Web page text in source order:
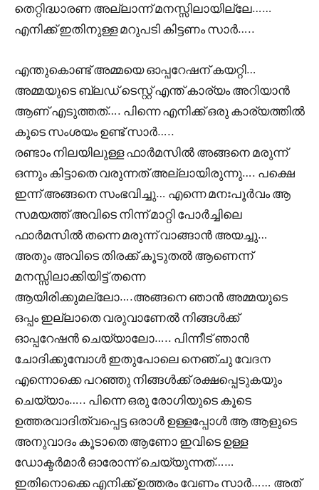
തെറ്റിദ്ധാരണ അല്ലാന്ന് മനസ്സിലായില്ലേ……
എനിക്ക് ഇതിനുള്ള മറുപടി കിട്ടണം സാർ…..
എന്തുകൊണ്ട് അമ്മയെ ഓപ്പറേഷന് കയറ്റി…
അമ്മയുടെ ബ്ലഡ്‌ ടെസ്റ്റ്‌ എന്ത് കാര്യം അറിയാൻ
ആണ് എടുത്തത്…. പിന്നെ എനിക്ക് ഒരു കാര്യത്തിൽ
കൂടെ സംശയം ഉണ്ട്‌ സാർ…..
രണ്ടാം നിലയിലുള്ള ഫാർമസിൽ അങ്ങനെ മരുന്ന്
ഒന്നും കിട്ടാതെ വരുന്നത് അല്ലായിരുന്നു…. പക്ഷെ
ഇന്ന് അങ്ങനെ സംഭവിച്ചു… എന്നെ മനഃപൂർവം ആ
സമയത്ത് അവിടെ നിന്ന് മാറ്റി പോർച്ചിലെ
ഫാർമസിൽ തന്നെ മരുന്ന് വാങ്ങാൻ അയച്ചു…
അതും അവിടെ തിരക്ക് കൂടുതൽ ആണെന്ന്
മനസ്സിലാക്കിയിട്ട് തന്നെ
ആയിരിക്കുമല്ലോ….അങ്ങനെ ഞാൻ അമ്മയുടെ
ഒപ്പം ഇല്ലാതെ വരുവാണേൽ നിങ്ങൾക്ക്
ഓപ്പറേഷൻ ചെയ്യാലോ….. പിന്നീട് ഞാൻ
ചോദിക്കുമ്പോൾ ഇതുപോലെ നെഞ്ചു വേദന
എന്നൊക്കെ പറഞ്ഞു നിങ്ങൾക്ക് രക്ഷപ്പെടുകയും
ചെയ്യാം….. പിന്നെ ഒരു രോഗിയുടെ കൂടെ
ഉത്തരവാദിത്വപ്പെട്ട ഒരാൾ ഉള്ളപ്പോൾ ആ ആളുടെ
അനുവാദം കൂടാതെ ആണോ ഇവിടെ ഉള്ള
ഡോക്ടർമാർ ഓരോന്ന് ചെയ്യുന്നത്……
ഇതിനൊക്കെ എനിക്ക് ഉത്തരം വേണം സാർ…… അത്